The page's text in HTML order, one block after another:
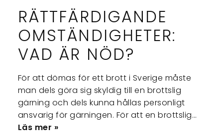
RÄTTFÄRDIGANDE
OMSTÄNDIGHETER:
VAD ÄR NÖD?
För att dömas för ett brott i Sverige måste
man dels göra sig skyldig till en brottslig
gärning och dels kunna hållas personligt
ansvarig för gärningen. För att en brottslig…
Läs mer »